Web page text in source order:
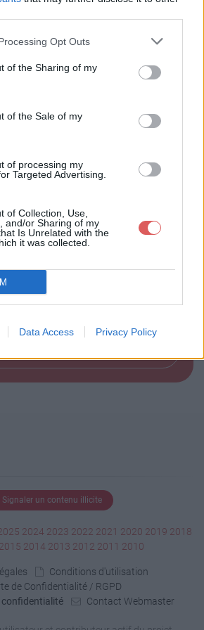
Opt Outs
of the Sharing of my
of the Sale of my
of processing my
Targeted Advertising.
of Collection, Use,
and/or Sharing of my
Is Unrelated with the
it was collected.
Data Access Privacy Policy
tvshow.zip sur
réseaux sociaux:
le fichier tvshow.zip
tvshow.zip
Signaler un contenu illicite
2024 2023 2022 2021 2020 2019 2018
2015 2014 2013 2012 2011 2010
Conditions d'utilisation
de Confidentialité / RGPD
Contact Webmaster